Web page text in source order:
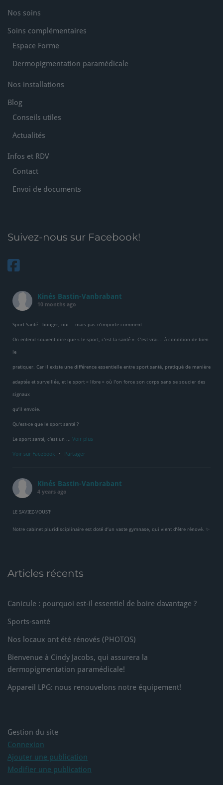
Nos soins
Soins complémentaires
Espace Forme
Dermopigmentation paramédicale
Nos installations
Blog
Conseils utiles
Actualités
Infos et RDV
Contact
Envoi de documents
Suivez-nous sur Facebook!
Kinés Bastin-Vanbrabant
10 months ago
Sport Santé : bouger, oui… mais pas n’importe comment
On entend souvent dire que « le sport, c’est la santé ». C’est vrai… à condition de bien
le
pratiquer. Car il existe une différence essentielle entre sport santé, pratiqué de manière
adaptée et surveillée, et le sport « libre » où l’on force son corps sans se soucier des
signaux
qu’il envoie.
Qu’est-ce que le sport santé ?
Le sport santé, c’est un Voir plus
Voir sur Facebook · Partager
Kinés Bastin-Vanbrabant
4 years ago
LE SAVIEZ-VOUS❓
Notre cabinet pluridisciplinaire est doté d’un vaste gymnase, qui vient d’être rénové. ✨
maximisée 💪
Photo
Voir sur Facebook
Articles récents
Canicule : pourquoi est-il essentiel de boire davantage ?
Sports-santé
Nos locaux ont été rénovés (PHOTOS)
Bienvenue à Cindy Jacobs, qui assurera la
dermopigmentation paramédicale!
Appareil LPG: nous renouvelons notre équipement!
Gestion du site
Connexion
Ajouter une publication
Modifier une publication